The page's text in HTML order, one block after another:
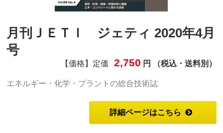
月刊ＪＥＴＩ ジェティ 2020年4月
号
【価格】定価 2,750 円 （税込・送料別）
エネルギー・化学・プラントの総合技術誌
詳細ページはこちら